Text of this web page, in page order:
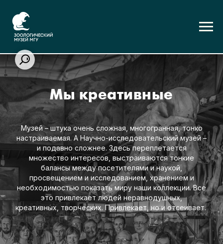
Мы креативные
Музей – штука очень сложная, многогранная, тонко
настраиваемая. А Научно-исследовательский музей –
и подавно сложнее. Здесь переплетается
множество интересов, выстраиваются тонкие
балансы между посетителями и наукой,
просвещением и исследованием, хранением и
необходимостью показать миру наши коллекции. Все
это привлекает людей неравнодушных,
креативных, творческих. Привлекает, но и отсеивает.